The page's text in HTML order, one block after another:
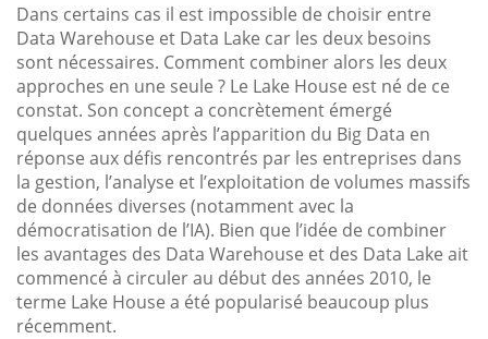
Dans certains cas il est impossible de choisir entre
Data Warehouse et Data Lake car les deux besoins
sont nécessaires. Comment combiner alors les deux
approches en une seule ? Le Lake House est né de ce
constat. Son concept a concrètement émergé
quelques années après l’apparition du Big Data en
réponse aux défis rencontrés par les entreprises dans
la gestion, l’analyse et l’exploitation de volumes massifs
de données diverses (notamment avec la
démocratisation de l’IA). Bien que l’idée de combiner
les avantages des Data Warehouse et des Data Lake ait
commencé à circuler au début des années 2010, le
terme Lake House a été popularisé beaucoup plus
récemment.